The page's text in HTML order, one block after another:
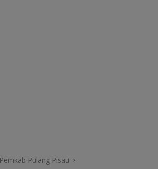
Pemkab Pulang Pisau